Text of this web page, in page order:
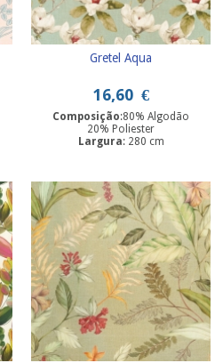
Gretel Aqua
16,60 €
Composição:80% Algodão
20% Poliester
Largura: 280 cm